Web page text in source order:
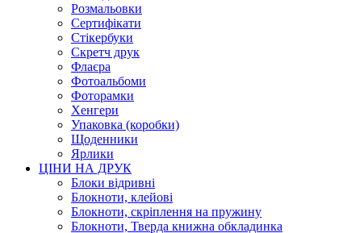
Розмальовки
Сертифікати
Стікербуки
Скретч друк
Флаєра
Фотоальбоми
Фоторамки
Хенгери
Упаковка (коробки)
Щоденники
Ярлики
ЦІНИ НА ДРУК
Блоки відривні
Блокноти, клейові
Блокноти, скріплення на пружину
Блокноти, Тверда книжна обкладинка